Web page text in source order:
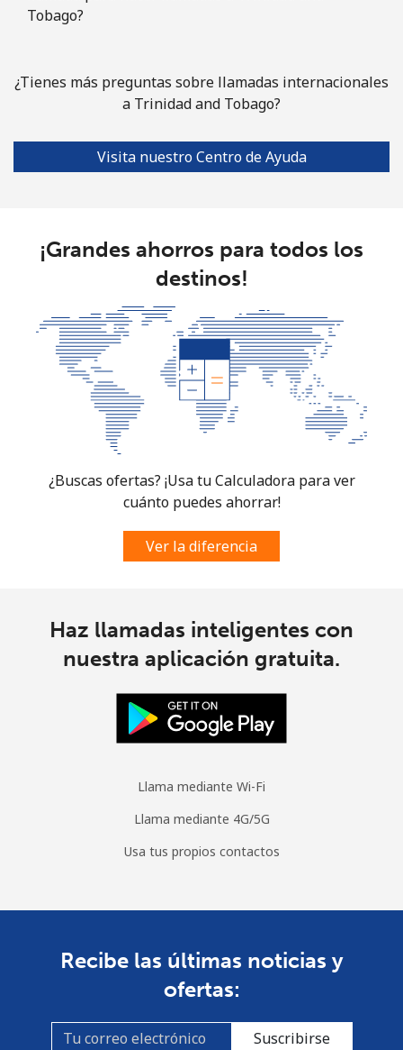
Tobago?
¿Tienes más preguntas sobre llamadas internacionales
a Trinidad and Tobago?
Visita nuestro Centro de Ayuda
¡Grandes ahorros para todos los
destinos!
¿Buscas ofertas? ¡Usa tu Calculadora para ver
cuánto puedes ahorrar!
Ver la diferencia
Haz llamadas inteligentes con
nuestra aplicación gratuita.
Llama mediante Wi-Fi
Llama mediante 4G/5G
Usa tus propios contactos
Recibe las últimas noticias y
ofertas:
Suscribirse